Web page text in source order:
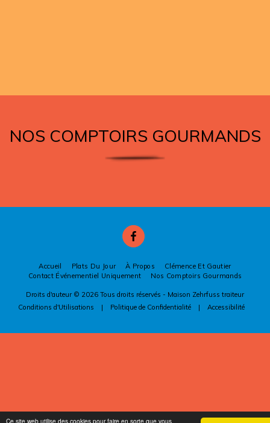
Ce site web utilise des cookies pour faire en sorte que vous
NOS COMPTOIRS GOURMANDS
Accueil Plats Du Jour À Propos
Clémence Et Gautier
Contact Événementiel Uniquement
Nos Comptoirs Gourmands
Droits d'auteur © 2026 Tous droits réservés - Maison Zehrfuss traiteur
Conditions d'Utilisations | Politique de Confidentialité | Accessibilité